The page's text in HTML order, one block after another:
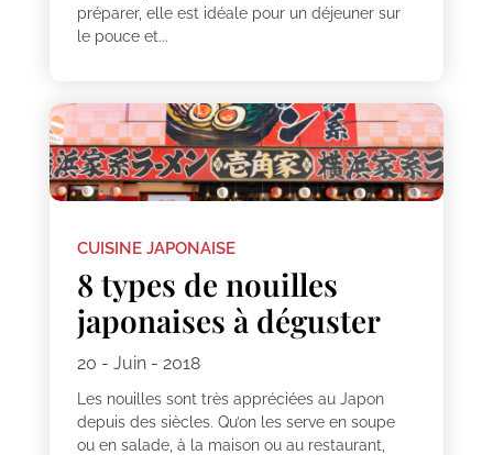
préparer, elle est idéale pour un déjeuner sur
le pouce et...
CUISINE JAPONAISE
8 types de nouilles
japonaises à déguster
20 - Juin - 2018
Les nouilles sont très appréciées au Japon
depuis des siècles. Qu’on les serve en soupe
ou en salade, à la maison ou au restaurant,